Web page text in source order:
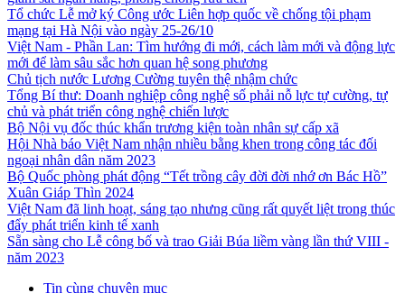
Tổ chức Lễ mở ký Công ước Liên hợp quốc về chống tội phạm
mạng tại Hà Nội vào ngày 25-26/10
Việt Nam - Phần Lan: Tìm hướng đi mới, cách làm mới và động lực
mới để làm sâu sắc hơn quan hệ song phương
Chủ tịch nước Lương Cường tuyên thệ nhậm chức
Tổng Bí thư: Doanh nghiệp công nghệ số phải nỗ lực tự cường, tự
chủ và phát triển công nghệ chiến lược
Bộ Nội vụ đốc thúc khẩn trương kiện toàn nhân sự cấp xã
Hội Nhà báo Việt Nam nhận nhiều bằng khen trong công tác đối
ngoại nhân dân năm 2023
Bộ Quốc phòng phát động “Tết trồng cây đời đời nhớ ơn Bác Hồ”
Xuân Giáp Thìn 2024
Việt Nam đã linh hoạt, sáng tạo nhưng cũng rất quyết liệt trong thúc
đẩy phát triển kinh tế xanh
Sẵn sàng cho Lễ công bố và trao Giải Búa liềm vàng lần thứ VIII -
năm 2023
Tin cùng chuyên mục